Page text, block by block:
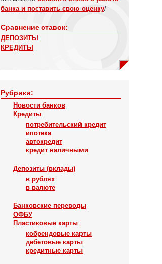
банка и поставить свою оценку/
Сравнение ставок:
ДЕПОЗИТЫ
КРЕДИТЫ
Рубрики:
Новости банков
Кредиты
потребительский кредит
ипотека
автокредит
кредит наличными
Депозиты (вклады)
в рублях
в валюте
Банковские переводы
ОФБУ
Пластиковые карты
кобрендовые карты
дебетовые карты
кредитные карты